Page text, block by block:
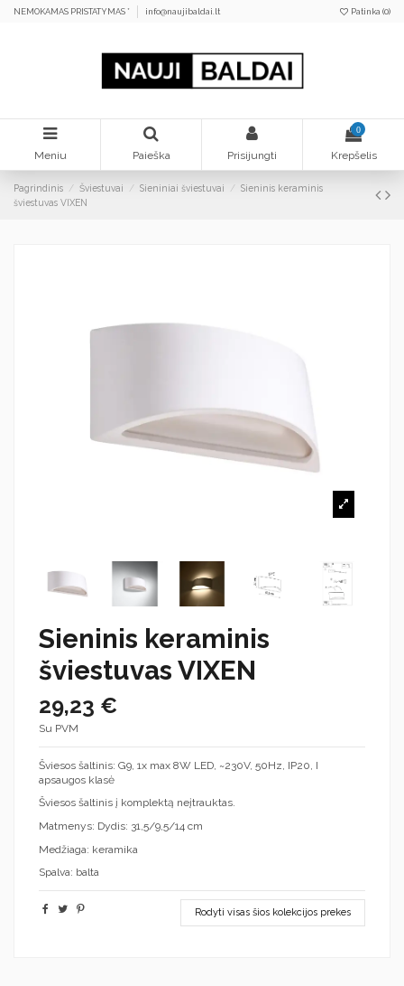
NEMOKAMAS PRISTATYMAS * info@naujibaldai.lt Patinka (0)
Meniu Paieška Prisijungti
0
Krepšelis
Pagrindinis Šviestuvai Sieniniai šviestuvai
Sieninis keraminis
šviestuvas VIXEN
Sieninis keraminis
šviestuvas VIXEN
29,23 €
Su PVM
Šviesos šaltinis: G9, 1x max 8W LED, ~230V, 50Hz, IP20, I
apsaugos klasė
Šviesos šaltinis į komplektą neįtrauktas.
Matmenys: Dydis: 31,5/9,5/14 cm
Medžiaga: keramika
Spalva: balta
Rodyti visas šios kolekcijos prekes